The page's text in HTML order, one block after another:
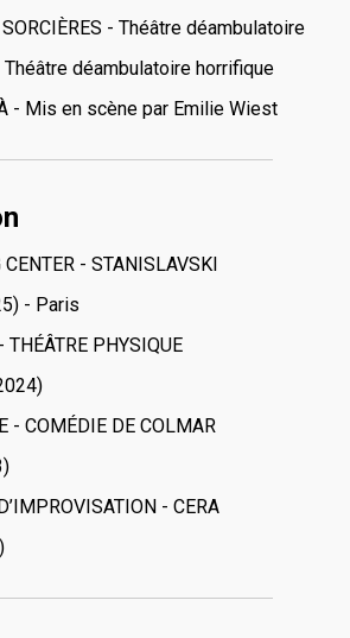
- Théâtre déambulatoire
Théâtre déambulatoire horrifique
- Mis en scène par Emilie Wiest
- STANISLAVSKI
- Paris
PHYSIQUE
- COMÉDIE DE COLMAR
- CERA